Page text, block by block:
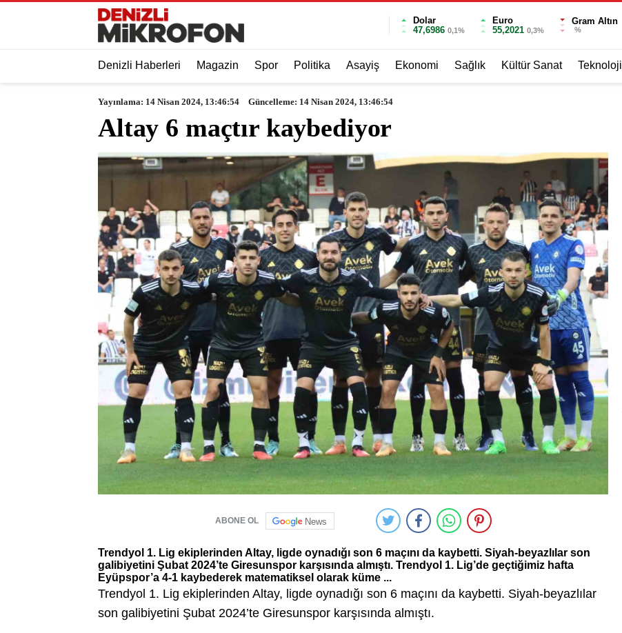
Dolar
47,6986 0,1%
Euro
55,2021 0,3%
Gram Altın
%
Denizli Haberleri Magazin Spor Politika Asayiş Ekonomi Sağlık Kültür Sanat Teknoloji
Yayınlama: 14 Nisan 2024, 13:46:54 Güncelleme: 14 Nisan 2024, 13:46:54
Altay 6 maçtır kaybediyor
ABONE OL News
Trendyol 1. Lig ekiplerinden Altay, ligde oynadığı son 6 maçını da kaybetti. Siyah-beyazlılar son
galibiyetini Şubat 2024’te Giresunspor karşısında almıştı. Trendyol 1. Lig’de geçtiğimiz hafta
Eyüpspor’a 4-1 kaybederek matematiksel olarak küme ...
Trendyol 1. Lig ekiplerinden Altay, ligde oynadığı son 6 maçını da kaybetti. Siyah-beyazlılar
son galibiyetini Şubat 2024’te Giresunspor karşısında almıştı.